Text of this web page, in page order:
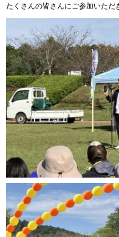
たくさんの皆さんにご参加いただ